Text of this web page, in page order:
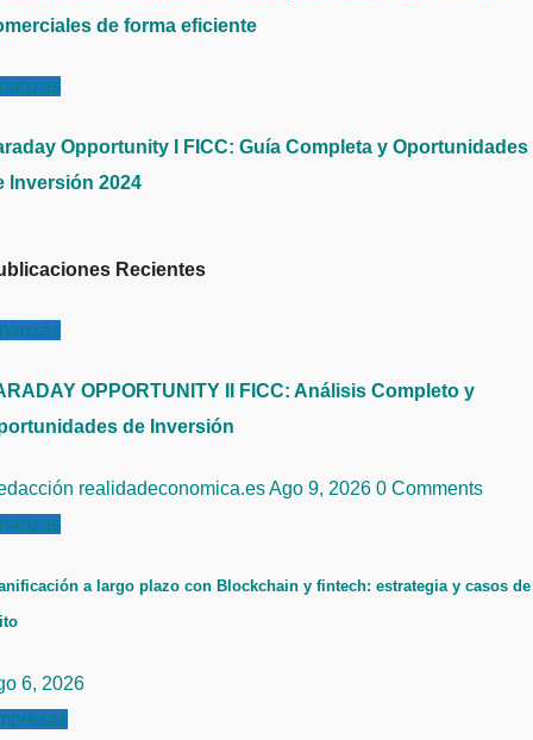
de forma eficiente
Opportunity I FICC: Guía Completa y Oportunidades
Inversión 2024
Recientes
OPPORTUNITY II FICC: Análisis Completo y
de Inversión
realidadeconomica.esAgo 9, 2026 0 Comments
a largo plazo con Blockchain y fintech: estrategia y casos de
6, 2026